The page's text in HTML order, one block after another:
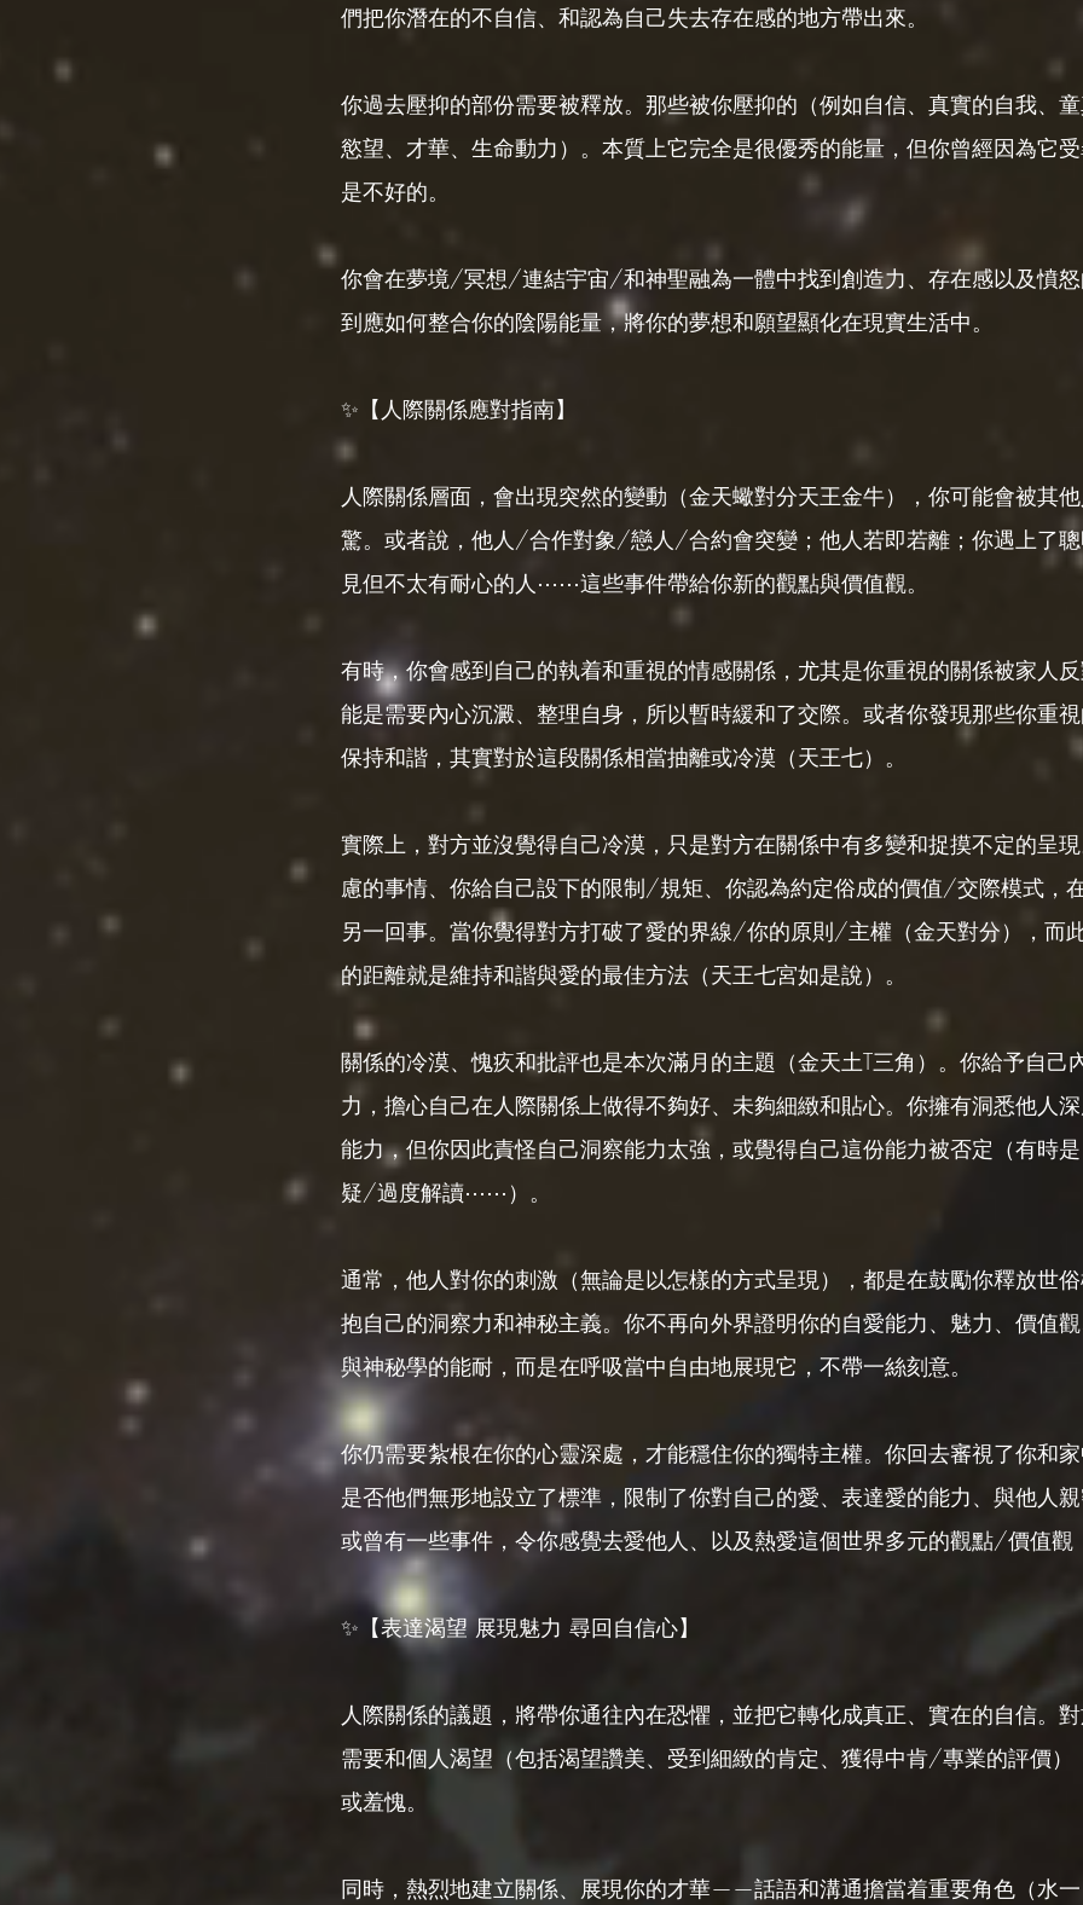
們把你潛在的不自信、和認為自己失去存在感的地方帶出來。
你過去壓抑的部份需要被釋放。那些被你壓抑的（例如自信、真實的自我、
慾望、才華、生命動力）。本質上它完全是很優秀的能量，但你曾經因為它
是不好的。
你會在夢境/冥想/連結宇宙/和神聖融為一體中找到創造力、存在感以及憤
到應如何整合你的陰陽能量，將你的夢想和願望顯化在現實生活中。
✨【人際關係應對指南】
人際關係層面，會出現突然的變動（金天蠍對分天王金牛），你可能會被其
驚。或者說，他人/合作對象/戀人/合約會突變；他人若即若離；你遇上了
見但不太有耐心的人⋯⋯這些事件帶給你新的觀點與價值觀。
有時，你會感到自己的執着和重視的情感關係，尤其是你重視的關係被家人
能是需要內心沉澱、整理自身，所以暫時緩和了交際。或者你發現那些你重
保持和諧，其實對於這段關係相當抽離或冷漠（天王七）。
實際上，對方並沒覺得自己冷漠，只是對方在關係中有多變和捉摸不定的呈
慮的事情、你給自己設下的限制/規矩、你認為約定俗成的價值/交際模式，
另一回事。當你覺得對方打破了愛的界線/你的原則/主權（金天對分），而
的距離就是維持和諧與愛的最佳方法（天王七宮如是說）。
關係的冷漠、愧疚和批評也是本次滿月的主題（金天土T三角）。你給予自己
力，擔心自己在人際關係上做得不夠好、未夠細緻和貼心。你擁有洞悉他人
能力，但你因此責怪自己洞察能力太強，或覺得自己這份能力被否定（有時
疑/過度解讀⋯⋯）。
通常，他人對你的刺激（無論是以怎樣的方式呈現），都是在鼓勵你釋放世
抱自己的洞察力和神秘主義。你不再向外界證明你的自愛能力、魅力、價值
與神秘學的能耐，而是在呼吸當中自由地展現它，不帶一絲刻意。
你仍需要紮根在你的心靈深處，才能穩住你的獨特主權。你回去審視了你和
是否他們無形地設立了標準，限制了你對自己的愛、表達愛的能力、與他人
或曾有一些事件，令你感覺去愛他人、以及熱愛這個世界多元的觀點/價值觀
✨【表達渴望 展現魅力 尋回自信心】
人際關係的議題，將帶你通往內在恐懼，並把它轉化成真正、實在的自信。
需要和個人渴望（包括渴望讚美、受到細緻的肯定、獲得中肯/專業的評價）
或羞愧。
同時，熱烈地建立關係、展現你的才華——話語和溝通擔當着重要角色（水